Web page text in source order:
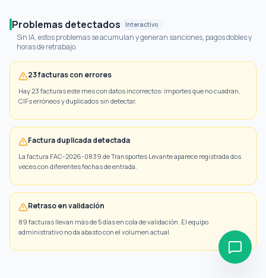
Problemas detectados Interactivo
Sin IA, estos problemas se acumulan y generan sanciones, pagos dobles y
horas de retrabajo.
23 facturas con errores
Hay 23 facturas este mes con datos incorrectos: importes que no cuadran,
CIFs erróneos y duplicados sin detectar.
Factura duplicada detectada
La factura FAC-2026-0839 de Transportes Levante aparece registrada dos
veces con diferentes fechas de entrada.
Retraso en validación
89 facturas llevan más de 5 días en cola de validación. El equipo
administrativo no da abasto con el volumen actual.